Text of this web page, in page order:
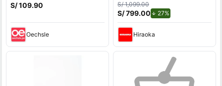
S/ 109.90
Oechsle
S/ 1,099.00
S/ 799.00 27%de descuento.
Hiraoka